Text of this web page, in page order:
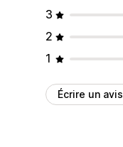
3
2
1
Écrire un avis